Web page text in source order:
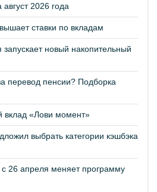
2026 года
ставки по вкладам
новый накопительный
перевод пенсии? Подборка
«Лови момент»
выбрать категории кэшбэка
26 апреля меняет программу